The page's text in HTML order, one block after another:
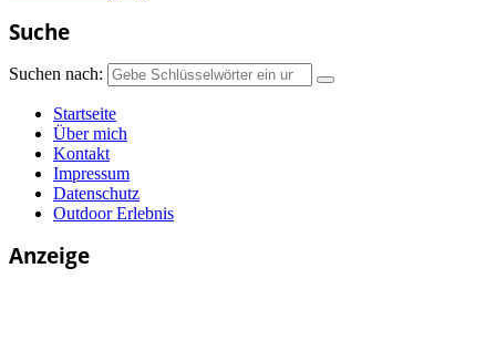
Suche
Suchen nach:
Startseite
Über mich
Kontakt
Impressum
Datenschutz
Outdoor Erlebnis
Anzeige